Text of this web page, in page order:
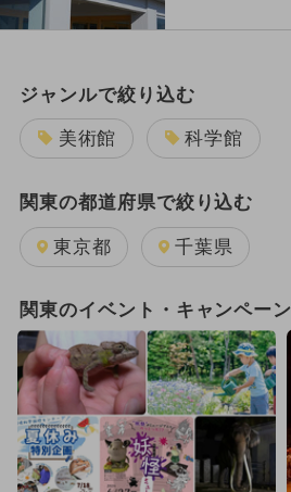
ジャンルで絞り込む
美術館 科学館
関東の都道府県で絞り込む
東京都 千葉県
関東のイベント・キャンペーン